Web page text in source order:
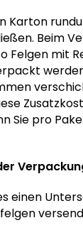
Karton
Beim
Felgen mit
Sie pro
einen